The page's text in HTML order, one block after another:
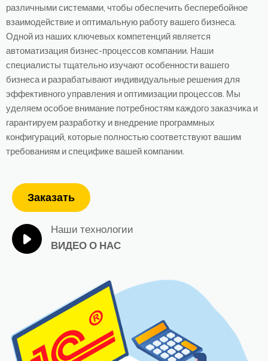
различными системами, чтобы обеспечить бесперебойное
взаимодействие и оптимальную работу вашего бизнеса.
Одной из наших ключевых компетенций является
автоматизация бизнес-процессов компании. Наши
специалисты тщательно изучают особенности вашего
бизнеса и разрабатывают индивидуальные решения для
эффективного управления и оптимизации процессов. Мы
уделяем особое внимание потребностям каждого заказчика и
гарантируем разработку и внедрение программных
конфигураций, которые полностью соответствуют вашим
требованиям и специфике вашей компании.
Заказать
Наши технологии
ВИДЕО О НАС